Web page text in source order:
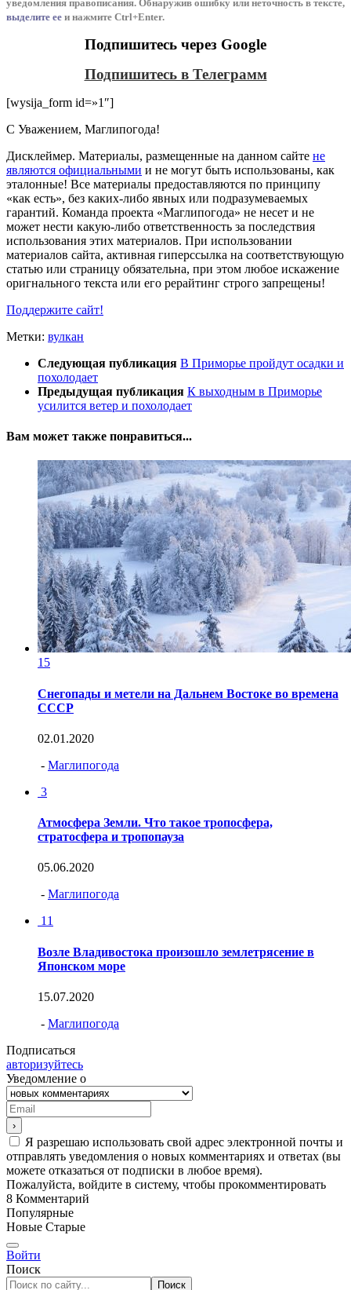
уведомления правописания. Обнаружив ошибку или неточность в тексте,
выделите ее и нажмите Ctrl+Enter.
Подпишитесь через Google
Подпишитесь в Телеграмм
[wysija_form id=»1″]
С Уважением, Маглипогода!
Дисклеймер. Материалы, размещенные на данном сайте не
являются официальными и не могут быть использованы, как
эталонные! Все материалы предоставляются по принципу
«как есть», без каких-либо явных или подразумеваемых
гарантий. Команда проекта «Маглипогода» не несет и не
может нести какую-либо ответственность за последствия
использования этих материалов. При использовании
материалов сайта, активная гиперссылка на соответствующую
статью или страницу обязательна, при этом любое искажение
оригнального текста или его рерайтинг строго запрещены!
Поддержите сайт!
Метки: вулкан
Следующая публикация В Приморье пройдут осадки и
похолодает
Предыдущая публикация К выходным в Приморье
усилится ветер и похолодает
Вам может также понравиться...
15
Снегопады и метели на Дальнем Востоке во времена
СССР
02.01.2020
- Маглипогода
3
Атмосфера Земли. Что такое тропосфера,
стратосфера и тропопауза
05.06.2020
- Маглипогода
11
Возле Владивостока произошло землетрясение в
Японском море
15.07.2020
- Маглипогода
Подписаться
авторизуйтесь
Уведомление о
Я разрешаю использовать свой адрес электронной почты и
отправлять уведомления о новых комментариях и ответах (вы
можете отказаться от подписки в любое время).
Пожалуйста, войдите в систему, чтобы прокомментировать
8 Комментарий
Популярные
Новые Старые
Войти
Поиск
Поиск